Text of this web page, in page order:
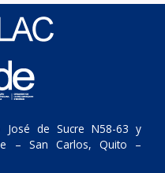
José de Sucre N58-63 y
– San Carlos, Quito –